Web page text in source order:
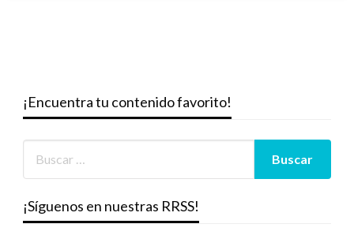
¡Encuentra tu contenido favorito!
¡Síguenos en nuestras RRSS!